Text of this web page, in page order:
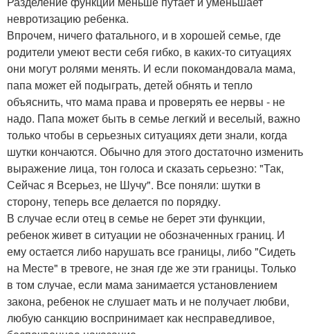
невротизацию ребенка.
Впрочем, ничего фатального, и в хорошей семье, где
родители умеют вести себя гибко, в каких-то ситуациях
они могут ролями менять. И если покомандовала мама,
папа может ей подыграть, детей обнять и тепло
объяснить, что мама права и проверять ее нервы - не
надо. Папа может быть в семье легкий и веселый, важно
только чтобы в серьезных ситуациях дети знали, когда
шутки кончаются. Обычно для этого достаточно изменить
выражение лица, тон голоса и сказать серьезно: "Так,
Сейчас я Всерьез, не Шучу". Все поняли: шутки в
сторону, теперь все делается по порядку.
В случае если отец в семье не берет эти функции,
ребенок живет в ситуации не обозначенных границ. И
ему остается либо нарушать все границы, либо "Сидеть
на Месте" в тревоге, не зная где же эти границы. Только
в том случае, если мама занимается установлением
закона, ребенок не слушает мать и не получает любви,
любую санкцию воспринимает как несправедливое,